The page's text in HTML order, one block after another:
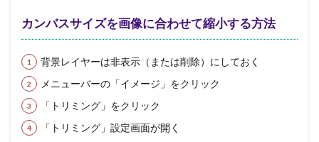
カンバスサイズを画像に合わせて縮小する方法
背景レイヤーは非表示（または削除）にしておく
メニューバーの「イメージ」をクリック
「トリミング」をクリック
「トリミング」設定画面が開く